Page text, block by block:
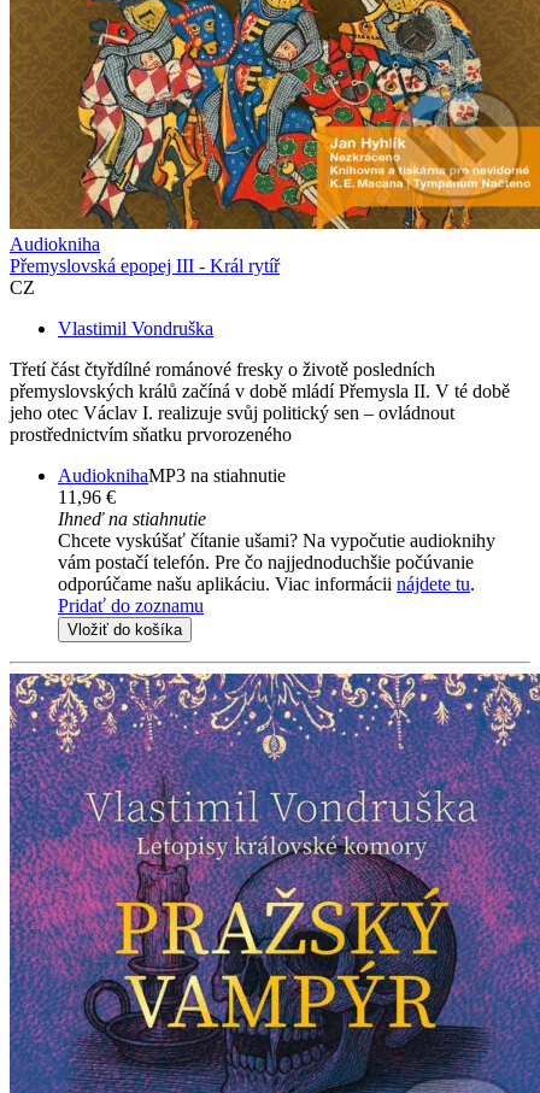
Audiokniha
Přemyslovská epopej III - Král rytíř
CZ
Vlastimil Vondruška
Třetí část čtyřdílné románové fresky o životě posledních
přemyslovských králů začíná v době mládí Přemysla II. V té době
jeho otec Václav I. realizuje svůj politický sen – ovládnout
prostřednictvím sňatku prvorozeného
AudioknihaMP3 na stiahnutie
11,96 €
Ihneď na stiahnutie
Chcete vyskúšať čítanie ušami? Na vypočutie audioknihy
vám postačí telefón. Pre čo najjednoduchšie počúvanie
odporúčame našu aplikáciu. Viac informácii nájdete tu.
Pridať do zoznamu
Vložiť do košíka